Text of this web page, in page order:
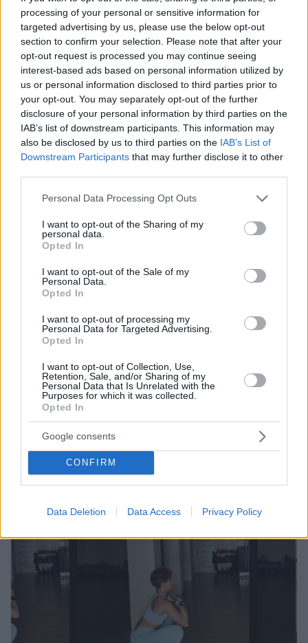
processing of your personal or sensitive information for
targeted advertising by us, please use the below opt-out
section to confirm your selection. Please note that after your
opt-out request is processed you may continue seeing
interest-based ads based on personal information utilized by
us or personal information disclosed to third parties prior to
your opt-out. You may separately opt-out of the further
disclosure of your personal information by third parties on the
IAB’s list of downstream participants. This information may
also be disclosed by us to third parties on the IAB’s List of
Downstream Participants that may further disclose it to other
Please note that this website/app uses one or more Google
not limited to your visit or usage behaviour. You may click to
grant or deny consent to Google and its third-party tags to
use your data for below specified purposes in below Google
consent section.
Personal Data Processing Opt Outs
I want to opt-out of the Sharing of my
personal data.
Opted In
I want to opt-out of the Sale of my
Personal Data.
Opted In
I want to opt-out of processing my
Personal Data for Targeted Advertising.
Opted In
I want to opt-out of Collection, Use,
Retention, Sale, and/or Sharing of my
Personal Data that Is Unrelated with the
Purposes for which it was collected.
Opted In
Google consents
CONFIRM
Data Deletion Data Access Privacy Policy
Η FAA ζητά επισκευές σε 453 Boeing 737 MAX –
Κίνδυνος τραυματισμού επιβατών σε έκτακτη
προσγείωση
Διώροφα καθίσματα στα αεροπλάνα: Η πρόταση που
χλευάστηκε, επανέρχεται και στοχεύει σε πιο άνετα και
φθηνότερα ταξίδια
Η ιδέα του «διώροφου» καθίσματος, που δίχασε το
διαδίκτυο και έγινε viral τα τελευταία χρόνια,
επανέρχεται - Ο δημιουργός του λέει ότι πρόκειται
για την πιο ώριμη και ολοκληρωμένη μορφή του
14.04.2026, 21:11 91